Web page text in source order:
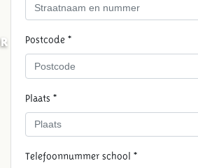
RESERVEER
Postcode *
Plaats *
Telefoonnummer school *